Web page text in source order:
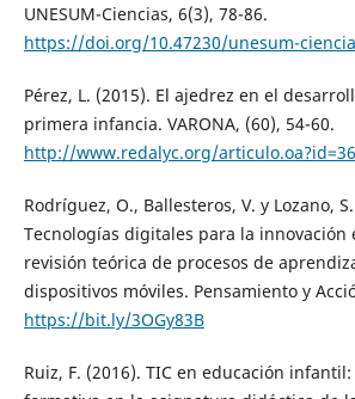
UNESUM-Ciencias, 6(3), 78-86.
https://doi.org/10.47230/unesum-
Pérez, L. (2015). El ajedrez en el
primera infancia. VARONA, (60), 54-60.
http://www.redalyc.org/
Rodríguez, O., Ballesteros, V. y Lozano,
Tecnologías digitales para la innovación
revisión teórica de procesos de
dispositivos móviles. Pensamiento y
https://bit.ly/3OGy83B
Ruiz, F. (2016). TIC en educación